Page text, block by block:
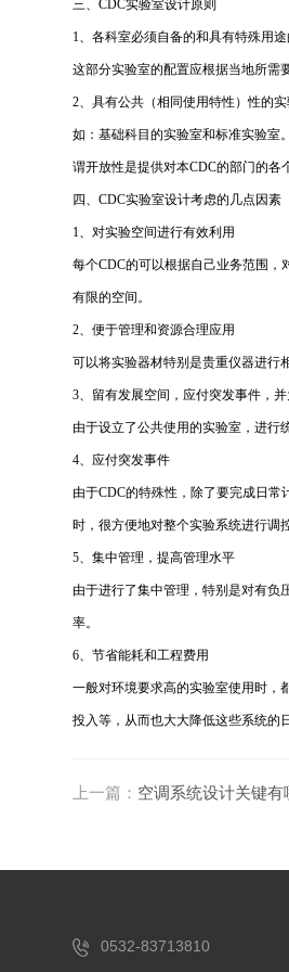
三、CDC实验室设计原则
1、各科室必须自备的和具有特殊用
这部分实验室的配置应根据当地所需
2、具有公共（相同使用特性）性的
如：基础科目的实验室和标准实验室
谓开放性是提供对本CDC的部门的各
四、CDC实验室设计考虑的几点因素
1、对实验空间进行有效利用
每个CDC的可以根据自己业务范围
有限的空间。
2、便于管理和资源合理应用
可以将实验器材特别是贵重仪器进行
3、留有发展空间，应付突发事件，
由于设立了公共使用的实验室，进行
4、应付突发事件
由于CDC的特殊性，除了要完成日
时，很方便地对整个实验系统进行调控
5、集中管理，提高管理水平
由于进行了集中管理，特别是对有负
率。
6、节省能耗和工程费用
一般对环境要求高的实验室使用时，
投入等，从而也大大降低这些系统的
上一篇： 空调系统设计关键有
0532-83713810